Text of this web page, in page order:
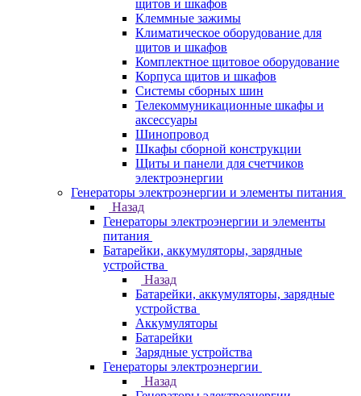
щитов и шкафов
Клеммные зажимы
Климатическое оборудование для
щитов и шкафов
Комплектное щитовое оборудование
Корпуса щитов и шкафов
Системы сборных шин
Телекоммуникационные шкафы и
аксессуары
Шинопровод
Шкафы сборной конструкции
Щиты и панели для счетчиков
электроэнергии
Генераторы электроэнергии и элементы питания
Назад
Генераторы электроэнергии и элементы
питания
Батарейки, аккумуляторы, зарядные
устройства
Назад
Батарейки, аккумуляторы, зарядные
устройства
Аккумуляторы
Батарейки
Зарядные устройства
Генераторы электроэнергии
Назад